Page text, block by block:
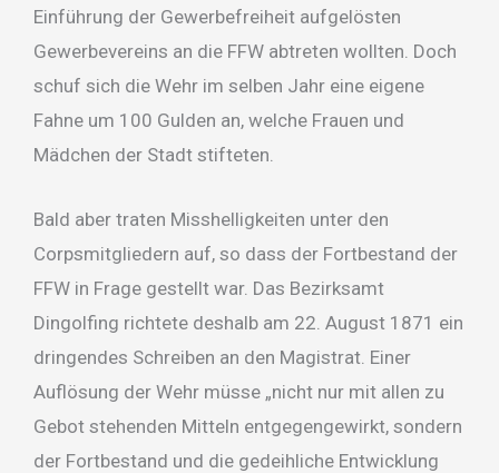
Einführung der Gewerbefreiheit aufgelösten
Gewerbevereins an die FFW abtreten wollten. Doch
schuf sich die Wehr im selben Jahr eine eigene
Fahne um 100 Gulden an, welche Frauen und
Mädchen der Stadt stifteten.
Bald aber traten Misshelligkeiten unter den
Corpsmitgliedern auf, so dass der Fortbestand der
FFW in Frage gestellt war. Das Bezirksamt
Dingolfing richtete deshalb am 22. August 1871 ein
dringendes Schreiben an den Magistrat. Einer
Auflösung der Wehr müsse „nicht nur mit allen zu
Gebot stehenden Mitteln entgegengewirkt, sondern
der Fortbestand und die gedeihliche Entwicklung